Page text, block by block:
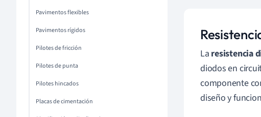
Pavimentos flexibles
Pavimentos rígidos
Pilotes de fricción
Pilotes de punta
Pilotes hincados
Placas de cimentación
La resistencia
diodos en
componente
diseño y